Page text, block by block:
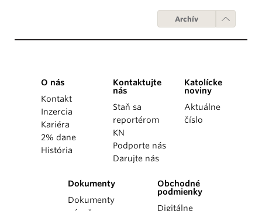
Archív
O nás
Kontakt
Inzercia
Kariéra
2% dane
História
Kontaktujte
nás
Staň sa
reportérom
KN
Podporte nás
Darujte nás
Katolícke
noviny
Aktuálne
číslo
Dokumenty
Dokumenty
Obchodné
podmienky
Digitálne